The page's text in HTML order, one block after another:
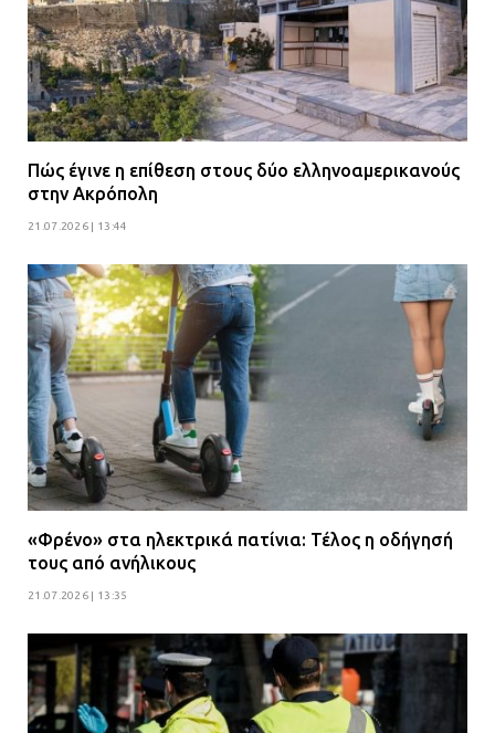
Πώς έγινε η επίθεση στους δύο ελληνοαμερικανούς
στην Ακρόπολη
21.07.2026 | 13:44
«Φρένο» στα ηλεκτρικά πατίνια: Τέλος η οδήγησή
τους από ανήλικους
21.07.2026 | 13:35